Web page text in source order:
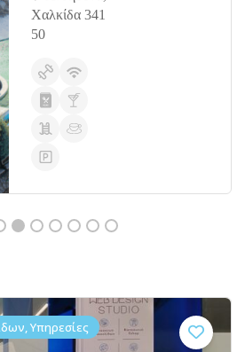
Χαλκίδα 341
50
Υπηρεσίες